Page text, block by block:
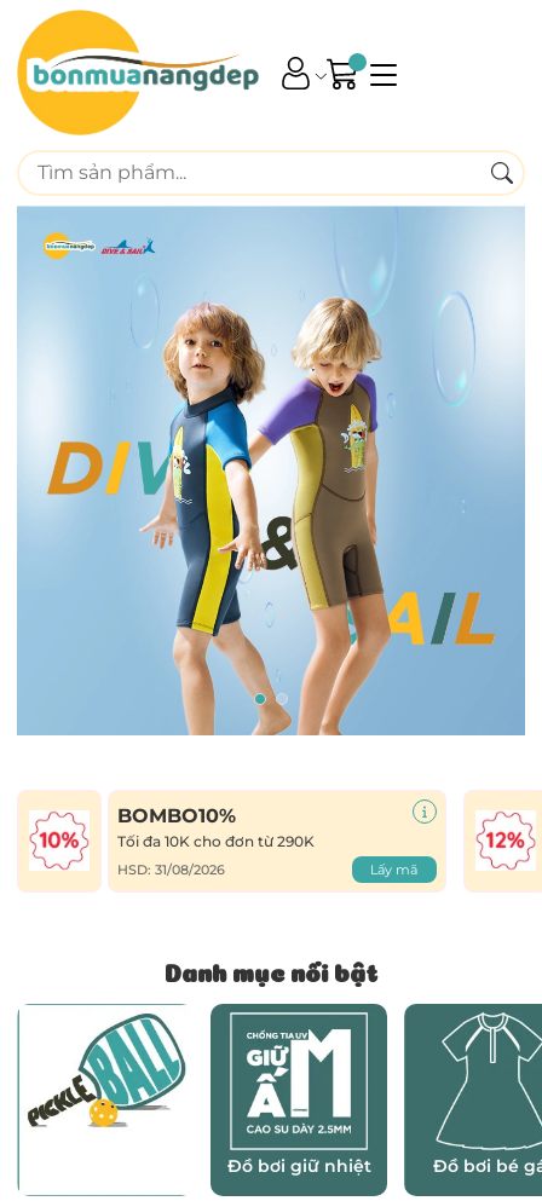
BOMBO10%
Tối đa 10K cho đơn từ 290K
HSD: 31/08/2026 Lấy mã
Mã giảm giá:
Ngày hết hạn:
Danh mục nổi bật
Đồ bơi giữ nhiệt Đồ bơi bé